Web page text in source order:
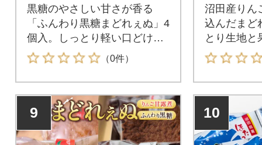
黒糖のやさしい甘さが香る
「ふんわり黒糖まどれぇぬ」4
個入。しっとり軽い口どけで
おやつや手土産に最適な焼菓
子です。
（0件）
沼田産りん
込んだまど
とり生地と
さが広がる
す。
9 10